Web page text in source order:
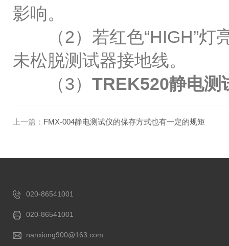
影响。
（2）若红色“HIGH”灯
未松脱测试器接地线。
（3） TREK520静电测
上一篇： FMX-004静电测试仪的保存方式也有一定的规矩
020-86541001
020-86541001
nanxiong900@163.com